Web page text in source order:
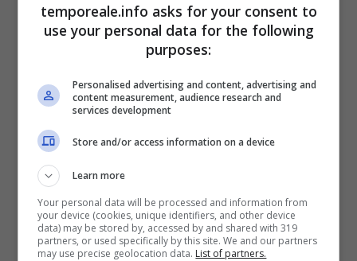
dell’autorità giudiziaria, consegnato per lo
svolgimento dei funerali alla famiglia distratta
Ad eseguire gli accertamenti di rito sono stati
gli agenti della Capitaneria di porto di Gaeta
affiancati dai Carabinieri della Compagnia di
Terracina
temporeale.info asks for your consent to
use your personal data for the following
purposes:
Personalised advertising and content, advertising and
content measurement, audience research and
services development
Store and/or access information on a device
Learn more
Your personal data will be processed and information from
your device (cookies, unique identifiers, and other device
data) may be stored by, accessed by and shared with 319
partners, or used specifically by this site. We and our partners
may use precise geolocation data. List of partners.